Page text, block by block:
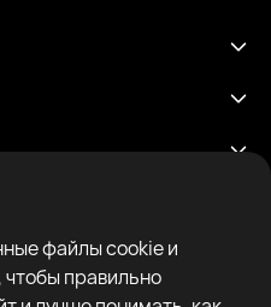
файлы cookie и
правильно